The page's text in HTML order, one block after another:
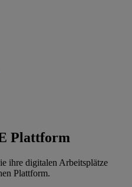
Plattform
ihre digitalen Arbeitsplätze
Plattform.